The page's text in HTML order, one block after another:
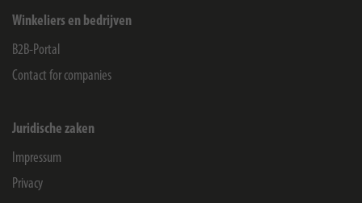
Winkeliers en bedrijven
B2B-Portal
Contact for companies
Juridische zaken
Impressum
Privacy